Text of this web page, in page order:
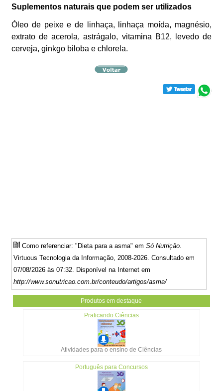
Suplementos naturais que podem ser utilizados
Óleo de peixe e de linhaça, linhaça moída, magnésio,
extrato de acerola, astrágalo, vitamina B12, levedo de
cerveja, ginkgo biloba e chlorela.
Como referenciar: "Dieta para a asma" emSó Nutrição.
Virtuous Tecnologia da Informação, 2008-2026. Consultado em
07/08/2026 às 07:32. Disponível na Internet em
http://www.sonutricao.com.br/conteudo/artigos/asma/
Produtos em destaque
Praticando Ciências
Atividades para o ensino de Ciências
Português para Concursos